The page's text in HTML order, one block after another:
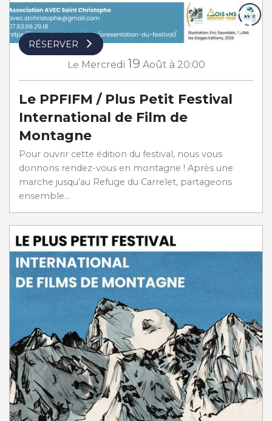
RÉSERVER
Le Mercredi 19 Août à 20:00
Le PPFIFM / Plus Petit Festival
International de Film de
Montagne
Pour ouvrir cette édition du festival, nous vous
donnons rendez-vous en montagne ! Après une
marche jusqu’au Refuge du Carrelet, partageons
ensemble...